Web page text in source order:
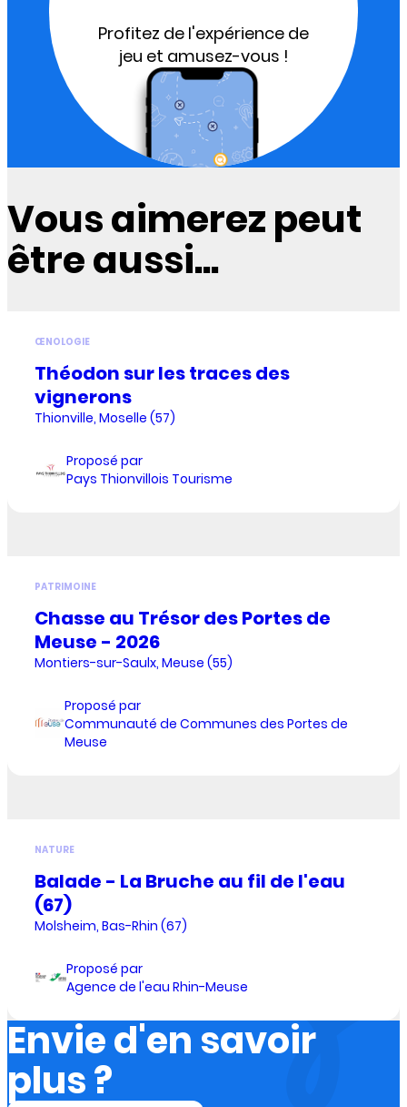
Profitez de l'expérience de
jeu et amusez-vous !
Vous aimerez peut
être aussi...
ŒNOLOGIE
Théodon sur les traces des
vignerons
Thionville, Moselle (57)
Proposé par
Pays Thionvillois Tourisme
PATRIMOINE
Chasse au Trésor des Portes de
Meuse - 2026
Montiers-sur-Saulx, Meuse (55)
Proposé par
Communauté de Communes des Portes de
Meuse
NATURE
Balade - La Bruche au fil de l'eau
(67)
Molsheim, Bas-Rhin (67)
Proposé par
Agence de l'eau Rhin-Meuse
Envie d'en savoir
plus ?